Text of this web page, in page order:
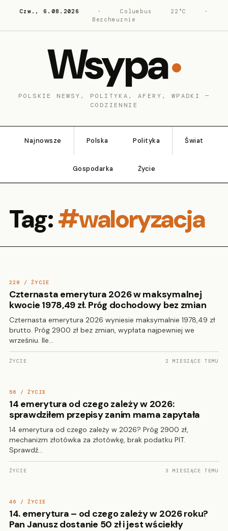
Czw., 6.08.2026 · Columbus 22°C
·
Bezchmurnie
Wsypa
POLSKIE NEWSY, POLITYKA, AFERY, WPADKI —
CODZIENNIE
Najnowsze Polska Polityka Świat
Gospodarka Życie
Tag:#waloryzacja
220 / ŻYCIE
Czternasta emerytura 2026 w maksymalnej
kwocie 1978,49 zł. Próg dochodowy bez zmian
Czternasta emerytura 2026 wyniesie maksymalnie 1978,49 zł
brutto. Próg 2900 zł bez zmian, wypłata najpewniej we
wrześniu. Ile…
ŻYCIE 2 MIESIĄCE TEMU
56 / ŻYCIE
14 emerytura od czego zależy w 2026:
sprawdziłem przepisy zanim mama zapytała
14 emerytura od czego zależy w 2026? Próg 2900 zł,
mechanizm złotówka za złotówkę, brak podatku PIT.
Sprawdź…
ŻYCIE 3 MIESIĄCE TEMU
46 / ŻYCIE
14. emerytura – od czego zależy w 2026 roku?
Pan Janusz dostanie 50 zł i jest wściekły